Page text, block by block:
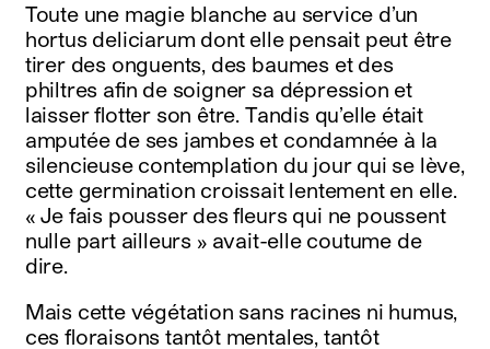
Toute une magie blanche au service d’un
hortus deliciarum dont elle pensait peut être
tirer des onguents, des baumes et des
philtres afin de soigner sa dépression et
laisser flotter son être. Tandis qu’elle était
amputée de ses jambes et condamnée à la
silencieuse contemplation du jour qui se lève,
cette germination croissait lentement en elle.
« Je fais pousser des fleurs qui ne poussent
nulle part ailleurs » avait-elle coutume de
dire.
Mais cette végétation sans racines ni humus,
ces floraisons tantôt mentales, tantôt